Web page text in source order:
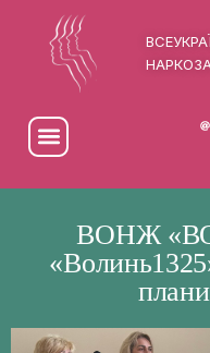
ВОНЖ